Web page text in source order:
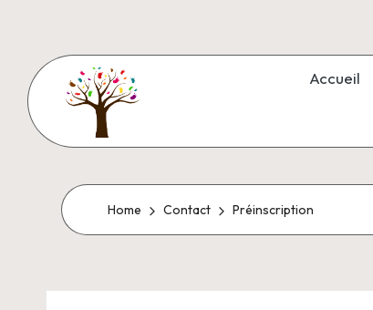
Accueil
Home Contact Préinscription